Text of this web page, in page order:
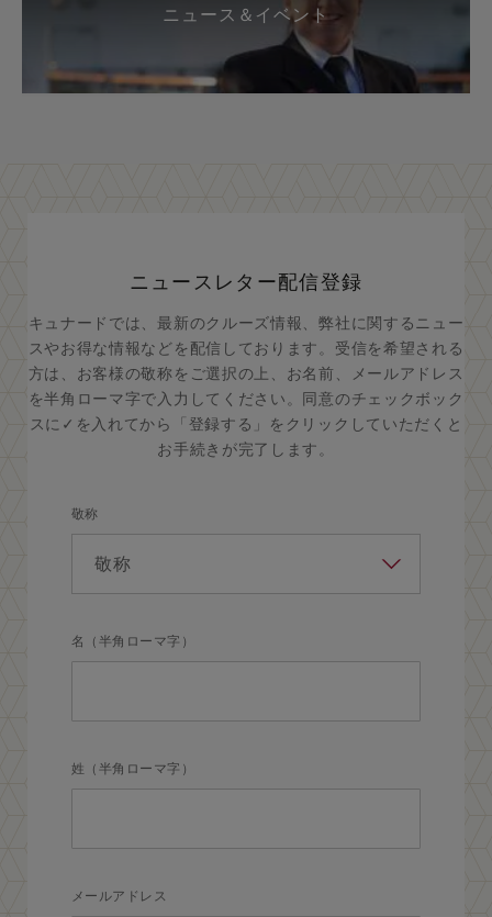
ニュース＆イベント
ニュースレター配信登録
キュナードでは、最新のクルーズ情報、弊社に関するニュー
スやお得な情報などを配信しております。受信を希望される
方は、お客様の敬称をご選択の上、お名前、メールアドレス
を半角ローマ字で入力してください。同意のチェックボック
スに✓を入れてから「登録する」をクリックしていただくと
お手続きが完了します。
敬称
名（半角ローマ字）
姓（半角ローマ字）
メールアドレス